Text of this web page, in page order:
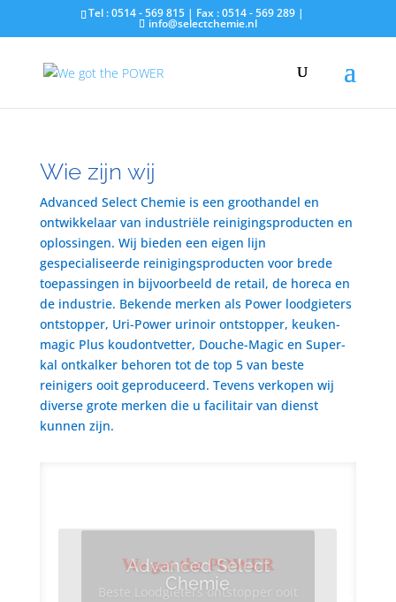
Tel : 0514 - 569 815 | Fax : 0514 - 569 289 |
info@selectchemie.nl
Wie zijn wij
Advanced Select Chemie is een groothandel en
ontwikkelaar van industriële reinigingsproducten en
oplossingen. Wij bieden een eigen lijn
gespecialiseerde reinigingsproducten voor brede
toepassingen in bijvoorbeeld de retail, de horeca en
de industrie. Bekende merken als Power loodgieters
ontstopper, Uri-Power urinoir ontstopper, keuken-
magic Plus koudontvetter, Douche-Magic en Super-
kal ontkalker behoren tot de top 5 van beste
reinigers ooit geproduceerd. Tevens verkopen wij
diverse grote merken die u facilitair van dienst
kunnen zijn.
Advanced Select
Chemie
We got the POWER
Beste Loodgieters ontstopper ooit